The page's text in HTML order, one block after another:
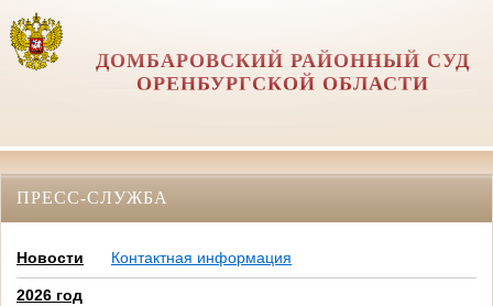
ДОМБАРОВСКИЙ РАЙОННЫЙ СУД
ОРЕНБУРГСКОЙ ОБЛАСТИ
ПРЕСС-СЛУЖБА
Новости Контактная информация
2026 год